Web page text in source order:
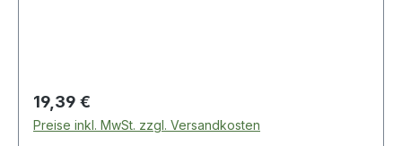
breite, flexible Bügel für robusten Seitenschutz
und ideal für kombinierten Einsatz mit
Kapselgehörschutz · Gewicht ca. 27 g Weitere
Regulärer Preis:
19,39 €
Preise inkl. MwSt. zzgl. Versandkosten